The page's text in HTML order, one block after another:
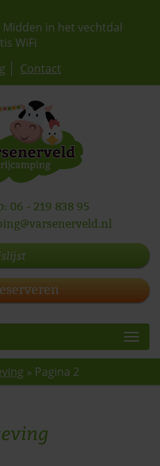
Midden in het vechtdal
WiFi
Contact
06 - 219 838 95
» Pagina 2